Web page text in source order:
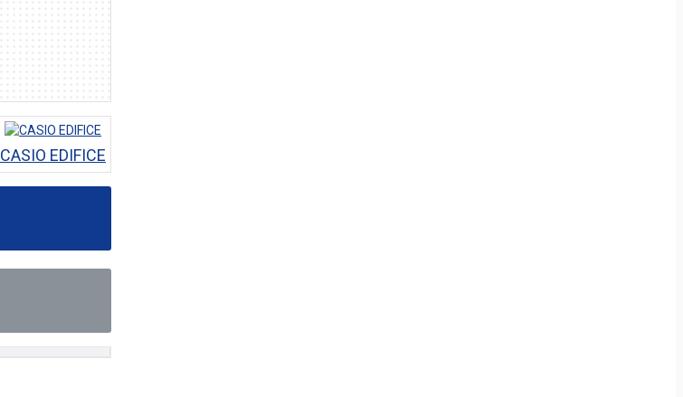
CASIO EDIFICE